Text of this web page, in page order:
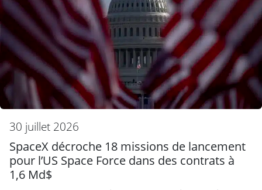
30 juillet 2026
SpaceX décroche 18 missions de lancement
pour l’US Space Force dans des contrats à
1,6 Md$